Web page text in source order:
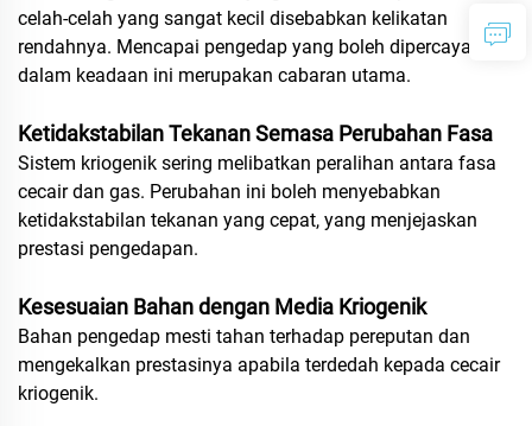
celah-celah yang sangat kecil disebabkan kelikatan
rendahnya. Mencapai pengedap yang boleh dipercayai
dalam keadaan ini merupakan cabaran utama.
Ketidakstabilan Tekanan Semasa Perubahan Fasa
Sistem kriogenik sering melibatkan peralihan antara fasa
cecair dan gas. Perubahan ini boleh menyebabkan
ketidakstabilan tekanan yang cepat, yang menjejaskan
prestasi pengedapan.
Kesesuaian Bahan dengan Media Kriogenik
Bahan pengedap mesti tahan terhadap pereputan dan
mengekalkan prestasinya apabila terdedah kepada cecair
kriogenik.